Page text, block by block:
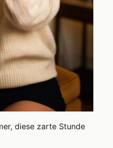
diese zarte Stunde